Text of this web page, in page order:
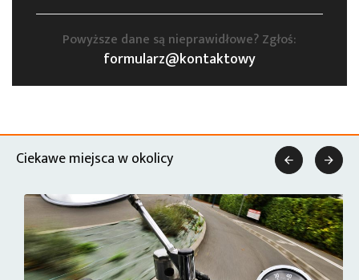
Powyższe dane są nieprawidłowe? Zgłoś:
formularz@kontaktowy
Ciekawe miejsca w okolicy  